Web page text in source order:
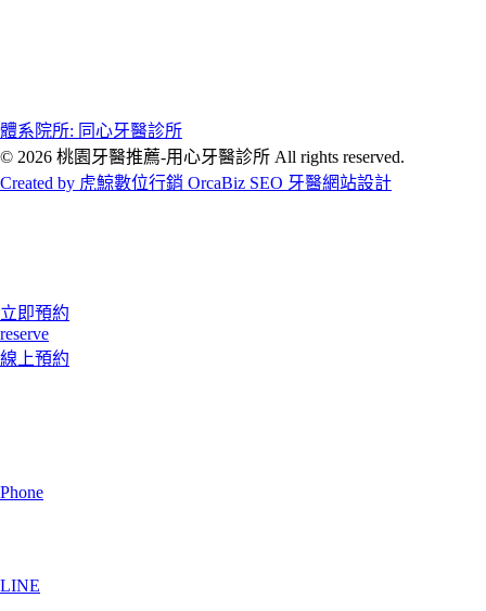
體系院所: 同心牙醫診所
© 2026 桃園牙醫推薦-用心牙醫診所 All rights reserved.
Created by 虎鯨數位行銷 OrcaBiz SEO 牙醫網站設計
立即預約
reserve
線上預約
Phone
LINE